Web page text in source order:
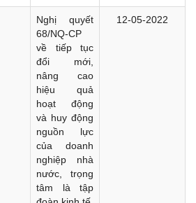
Nghị quyết
68/NQ-CP
về tiếp tục
đổi mới,
nâng cao
hiệu quả
hoạt động
và huy động
nguồn lực
của doanh
nghiệp nhà
nước, trọng
tâm là tập
12-05-2022